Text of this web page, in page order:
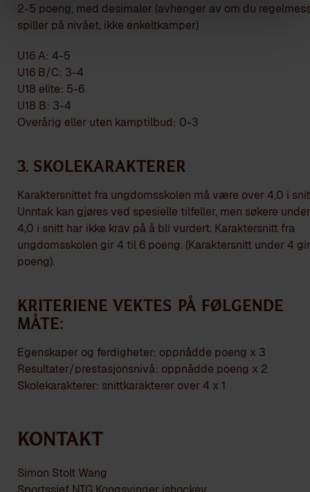
2-5 poeng, med desimaler (avhenger av om du
spiller på nivået, ikke enkeltkamper)
U16 A: 4-5
U16 B/C: 3-4
U18 elite: 5-6
U18 B: 3-4
Overårig eller uten kamptilbud: 0-3
3. Skolekarakterer
Karaktersnittet fra ungdomsskolen må være over 4,0 i
Unntak kan gjøres ved spesielle tilfeller, men søkere under
4,0 i snitt har ikke krav på å bli vurdert. Karaktersnitt fra
ungdomsskolen gir 4 til 6 poeng. (Karaktersnitt under 4
poeng).
Kriteriene vektes på følgende
måte:
Egenskaper og ferdigheter: oppnådde poeng x 3
Resultater/prestasjonsnivå: oppnådde poeng x 2
Skolekarakterer: snittkarakterer over 4 x 1
Kontakt
Simon Stolt Wang